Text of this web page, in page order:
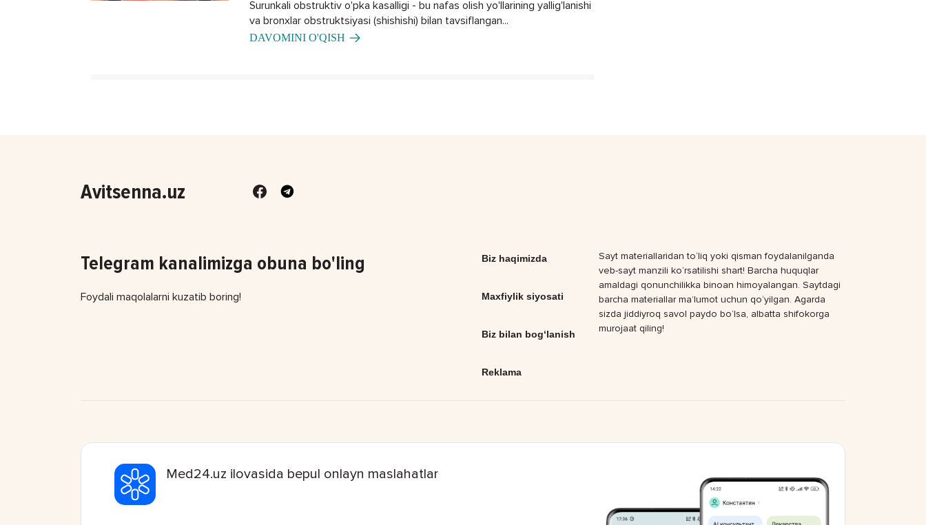
Surunkali obstruktiv o'pka kasalligi - bu nafas olish yo'llarining yallig'lanishi
va bronxlar obstruktsiyasi (shishishi) bilan tavsiflangan...
DAVOMINI O'QISH
Avitsenna.uz
Telegram kanalimizga obuna bo'ling
Foydali maqolalarni kuzatib boring!
Biz haqimizda
Maxfiylik siyosati
Biz bilan bog‘lanish
Reklama
Sayt materiallaridan to‘liq yoki qisman foydalanilganda
veb-sayt manzili ko‘rsatilishi shart! Barcha huquqlar
amaldagi qonunchilikka binoan himoyalangan. Saytdagi
barcha materiallar ma’lumot uchun qo‘yilgan. Agarda
sizda jiddiyroq savol paydo bo‘lsa, albatta shifokorga
murojaat qiling!
Med24.uz ilovasida bepul onlayn maslahatlar